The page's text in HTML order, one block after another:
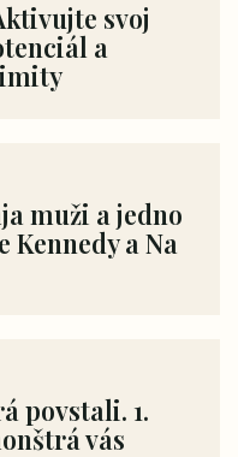
svoj
a
muži a jedno
a Na
povstali. 1.
vás